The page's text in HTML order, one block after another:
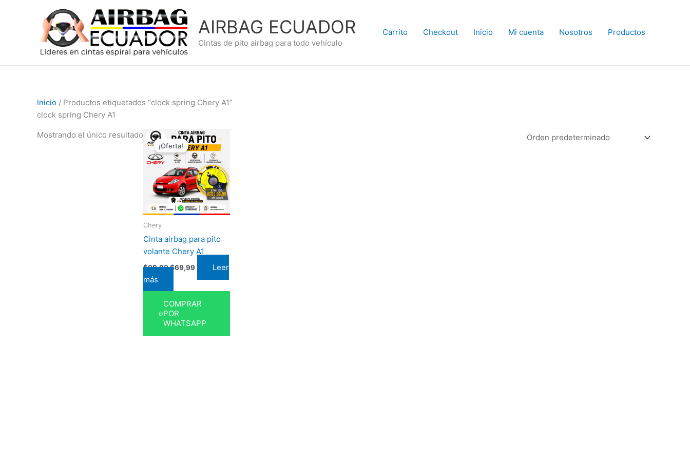
AIRBAG ECUADOR
Cintas de pito airbag para todo vehículo
Carrito Checkout Inicio Mi cuenta Nosotros Productos
Inicio / Productos etiquetados “clock spring Chery A1”
clock spring Chery A1
Mostrando el único resultado
¡Oferta!
Chery
Cinta airbag para pito
volante Chery A1
$99,99
precio
original
era:
$99,99.
$69,99
El
precio
actual
es:
$69,99.
Leer
más
COMPRAR
POR
WHATSAPP